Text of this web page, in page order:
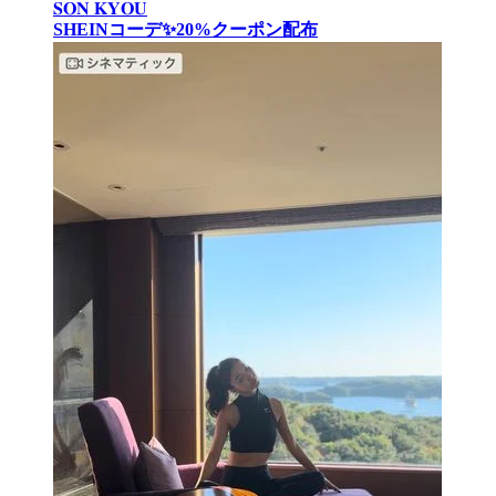
𝐒𝐎𝐍 𝐊𝐘𝐎𝐔
SHEINコーデ✨20%クーポン配布